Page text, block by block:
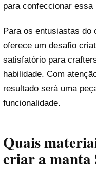
para confeccionar
Para os entusiastas do
oferece um desafio
satisfatório para
habilidade. Com
resultado será uma
funcionalidade.
Quais
criar a manta